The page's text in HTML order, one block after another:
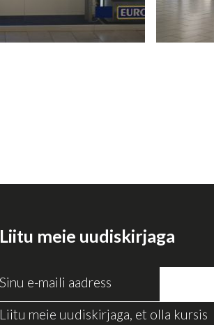
Liitu meie uudiskirjaga
Liitu meie uudiskirjaga, et olla kursis